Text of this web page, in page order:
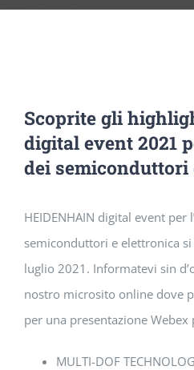
Scoprite gli
digital event 2021
dei semiconduttori
HEIDENHAIN digital event per
semiconduttori e elettronica
luglio 2021. Informatevi sin
nostro microsito online dove
per una presentazione Webex
MULTI-DOF